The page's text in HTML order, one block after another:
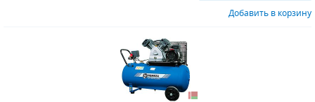
Добавить в корзину
ДЕТАЛИ ПОРШНЕВЫХ КОМПРЕССОРОВ
ДЕТАЛИ СПИРАЛЬНЫХ КОМПРЕССОРОВ